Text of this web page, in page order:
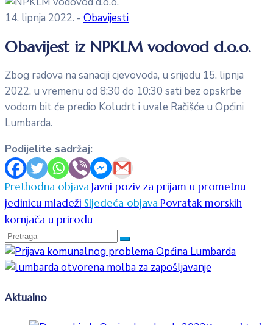
14. lipnja 2022. - Obavijesti
Obavijest iz NPKLM vodovod d.o.o.
Zbog radova na sanaciji cjevovoda, u srijedu 15. lipnja
2022. u vremenu od 8:30 do 10:30 sati bez opskrbe
vodom bit će predio Koludrt i uvale Račišće u Općini
Lumbarda.
Podijelite sadržaj:
Prethodna objavaJavni poziv za prijam u prometnu
jedinicu mladeži Sljedeća objavaPovratak morskih
kornjača u prirodu
Aktualno